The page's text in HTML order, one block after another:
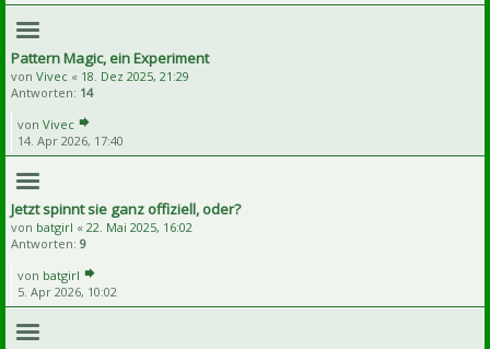
Pattern Magic, ein Experiment
von Vivec « 18. Dez 2025, 21:29
Antworten: 14
von Vivec
14. Apr 2026, 17:40
Jetzt spinnt sie ganz offiziell, oder?
von batgirl « 22. Mai 2025, 16:02
Antworten: 9
von batgirl
5. Apr 2026, 10:02